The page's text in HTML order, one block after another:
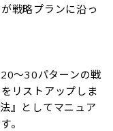
戦略プランに沿っ
～30パターンの戦
リストアップしま
』としてマニュア
。